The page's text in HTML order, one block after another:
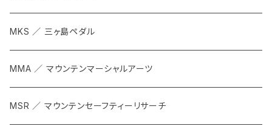
MKS ／ 三ヶ島ペダル
MMA ／ マウンテンマーシャルアーツ
MSR ／ マウンテンセーフティーリサーチ